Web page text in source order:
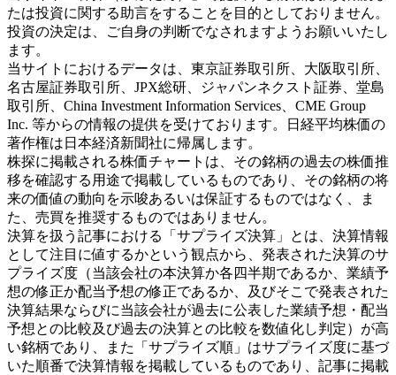
たは投資に関する助言をすることを目的としておりません。
投資の決定は、ご自身の判断でなされますようお願いいたし
ます。
当サイトにおけるデータは、東京証券取引所、大阪取引所、
名古屋証券取引所、JPX総研、ジャパンネクスト証券、堂島
取引所、China Investment Information Services、CME Group
Inc. 等からの情報の提供を受けております。日経平均株価の
著作権は日本経済新聞社に帰属します。
株探に掲載される株価チャートは、その銘柄の過去の株価推
移を確認する用途で掲載しているものであり、その銘柄の将
来の価値の動向を示唆あるいは保証するものではなく、ま
た、売買を推奨するものではありません。
決算を扱う記事における「サプライズ決算」とは、決算情報
として注目に値するかという観点から、発表された決算のサ
プライズ度（当該会社の本決算か各四半期であるか、業績予
想の修正か配当予想の修正であるか、及びそこで発表された
決算結果ならびに当該会社が過去に公表した業績予想・配当
予想との比較及び過去の決算との比較を数値化し判定）が高
い銘柄であり、また「サプライズ順」はサプライズ度に基づ
いた順番で決算情報を掲載しているものであり、記事に掲載